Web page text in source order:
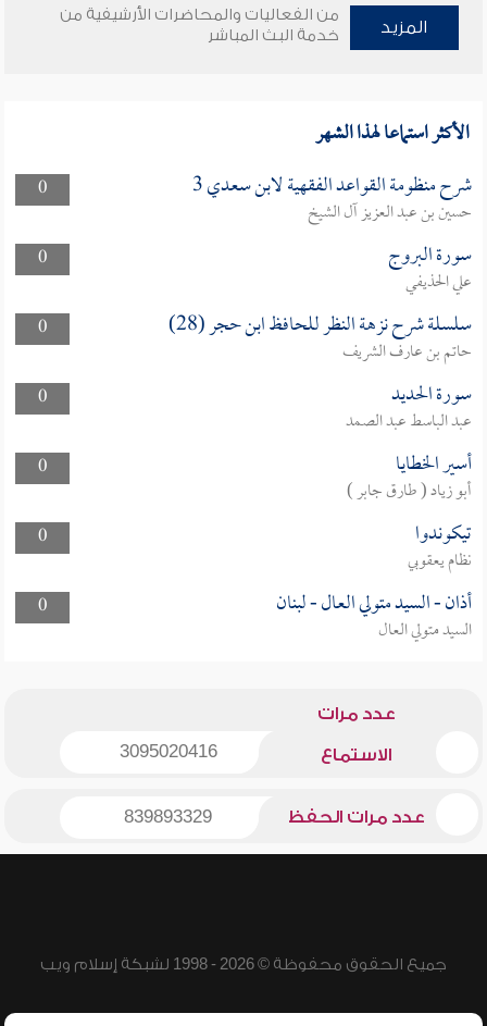
المزيد
من الفعاليات والمحاضرات الأرشيفية من
خدمة البث المباشر
الأكثر استماعا لهذا الشهر
0 شرح منظومة القواعد الفقهية لابن سعدي 3
حسين بن عبد العزيز آل الشيخ
0
سورة البروج
علي الحذيفي
0
سلسلة شرح نزهة النظر للحافظ ابن حجر (28)
حاتم بن عارف الشريف
0
سورة الحديد
عبد الباسط عبد الصمد
0
أسير الخطايا
أبو زياد ( طارق جابر )
0
تيكوندوا
نظام يعقوبي
0
أذان - السيد متولي العال - لبنان
السيد متولي العال
عدد مرات
الاستماع 3095020416
عدد مرات الحفظ 839893329
جميع الحقوق محفوظة © 2026 - 1998 لشبكة إسلام ويب